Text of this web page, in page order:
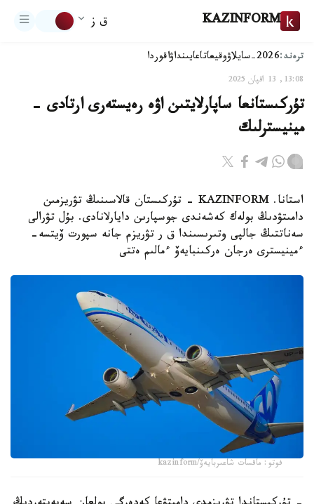
KAZINFORM ق ز
ترەند:2026-سايلاۋ وقيعاتاعايىنداۋاقوردا
13:08, 13 اقپان 2025
تۇركىستانعا ساپارلايتىن اۋە رەيستەرى ارتادى -
مينيسترلىك
استانا. KAZINFORM - تۇركىستان قالاسىنىڭ تۋريزمىن
دامىتۋدىڭ بولەك كەشەندى جوسپارىن دايارلانادى. بۇل تۋرالى
سەناتتىڭ جالپى وتىرىسىندا ق ر تۋريزم جانە سپورت ۆيتسە-
ءمينيسترى ەرجان ەركىنبايەۆ ءمالىم ەتتى
فوتو: ماقسات شاعىربايەۆ/kazinform